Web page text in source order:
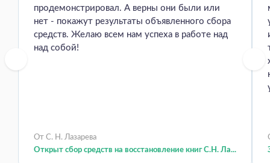
продемонстрировал. А верны они были или
нет - покажут результаты объявленного сбора
средств. Желаю всем нам успеха в работе над
над собой!
От С. Н. Лазарева
Открыт сбор средств на восстановление книг С.Н. Ла...